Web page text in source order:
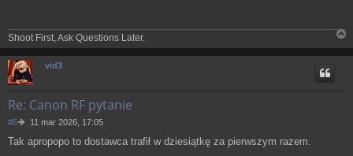
Shoot First, Ask Questions Later.
a
vid3
Re: Canon RF pytanie
#6
P
s
11 mar 2026, 17:05
Tak apropopo to dostawca trafił w dziesiątkę za pierwszym razem.